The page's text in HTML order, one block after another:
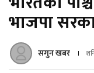
भाजपा
सगुन खबर